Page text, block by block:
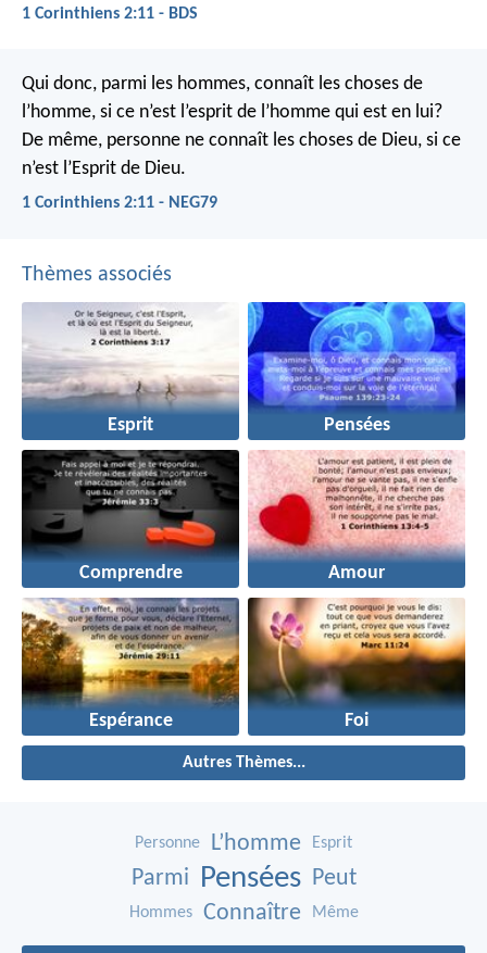
1 Corinthiens 2:11 - BDS
Qui donc, parmi les hommes, connaît les choses de
l’homme, si ce n’est l’esprit de l’homme qui est en lui?
De même, personne ne connaît les choses de Dieu, si ce
n’est l’Esprit de Dieu.
1 Corinthiens 2:11 - NEG79
Thèmes associés
Esprit Pensées
Comprendre Amour
Espérance Foi
Autres Thèmes...
Personne L’homme Esprit
Parmi Pensées Peut
Hommes Connaître Même